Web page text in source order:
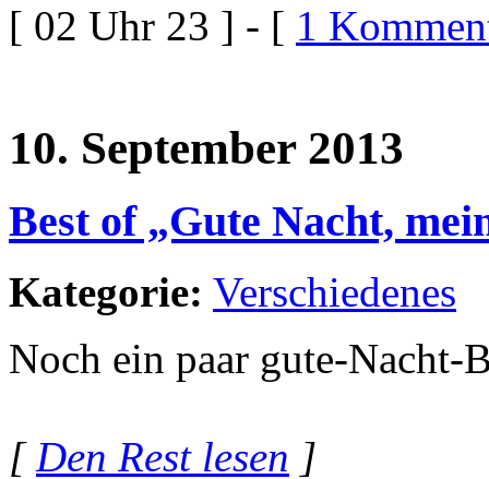
[ 02 Uhr 23 ] - [ 1
10. September 2013
Best of „Gute Nacht,
Kategorie: Verschiedenes
Noch ein paar gute-Nacht-
[Den Rest lesen ]